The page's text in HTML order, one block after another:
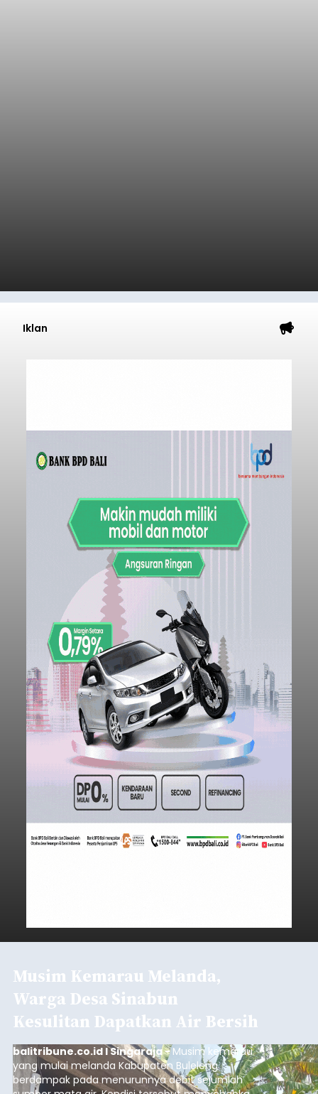
Iklan
Musim Kemarau Melanda,
Warga Desa Sinabun
Kesulitan Dapatkan Air Bersih
balitribune.co.id I Singaraja -Musim kemarau
yang mulai melanda Kabupaten Buleleng
berdampak pada menurunnya debit sejumlah